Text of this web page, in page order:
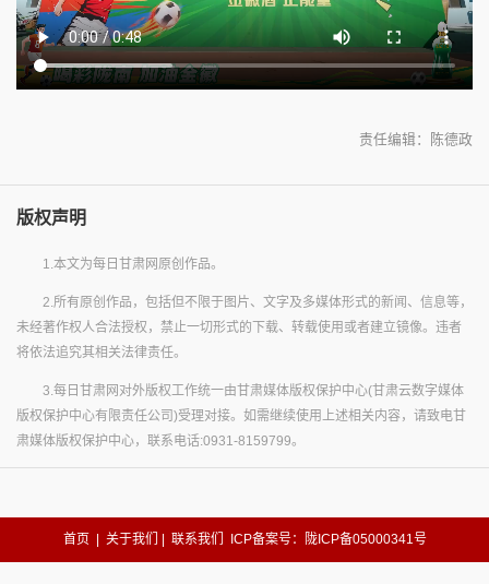
责任编辑：陈德政
版权声明
1.本文为每日甘肃网原创作品。
2.所有原创作品，包括但不限于图片、文字及多媒体形式的新闻、信息等，
未经著作权人合法授权，禁止一切形式的下载、转载使用或者建立镜像。违者
将依法追究其相关法律责任。
3.每日甘肃网对外版权工作统一由甘肃媒体版权保护中心(甘肃云数字媒体
版权保护中心有限责任公司)受理对接。如需继续使用上述相关内容，请致电甘
肃媒体版权保护中心，联系电话:0931-8159799。
首页| 关于我们 | 联系我们 ICP备案号：陇ICP备05000341号